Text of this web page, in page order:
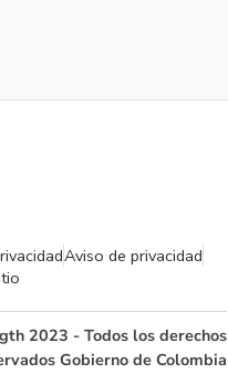
Aviso de privacidad
2023 - Todos los derechos
Gobierno de Colombia